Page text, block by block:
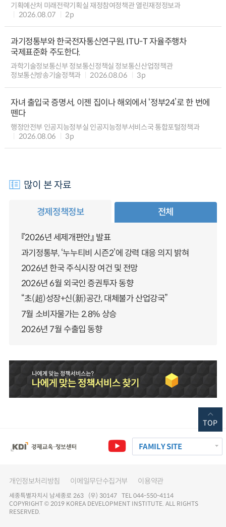
기획예산처 미래전략기획실 재정참여정책관 열린재정정보과
2026.08.07
2p
과기정통부와 한국전자통신연구원, ITU-T 자율주행차
국제표준화 주도한다.
과학기술정보통신부 정보통신정책실 정보통신산업정책관
정보통신방송기술정책과
2026.08.06 3p
자녀 출입국 증명서, 이젠 집이나 해외에서 ‘정부24’로 한 번에
뗀다
행정안전부 인공지능정부실 인공지능정부서비스국 통합포털정책과
2026.08.06
3p
많이 본 자료
경제정책정보 전체
『2026년 세제개편안』 발표
과기정통부, ‘누누티비 시즌2’에 강력 대응 의지 밝혀
2026년 한국 주식시장 여건 및 전망
2026년 6월 외국인 증권투자 동향
“초(超)성장+신(新)공간, 대체불가 산업강국”
7월 소비자물가는 2.8% 상승
2026년 7월 수출입 동향
FAMILY SITE
개인정보처리방침 이메일무단수집거부 이용약관
세종특별자치시 남세종로 263 (우) 30147 TEL 044-550-4114
COPYRIGHT © 2019 KOREA DEVELOPMENT INSTITUTE. ALL RIGHTS
RESERVED.
TOP